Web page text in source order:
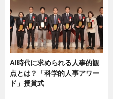
AI時代に求められる人事的観
点とは？「科学的人事アワー
ド」授賞式